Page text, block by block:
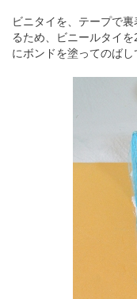
ビニタイを、テープで
るため、ビニールタイ
にボンドを塗ってのばし